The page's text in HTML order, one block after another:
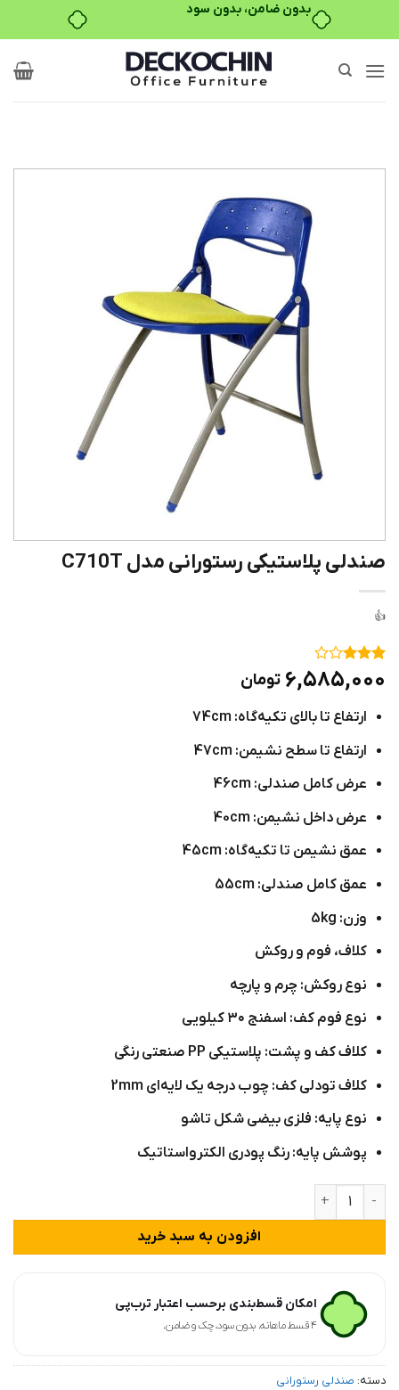
بدون ضامن، بدون سود
صندلی پلاستیکی رستورانی مدل C710T
۳
از ۵
مشتری
۶,۵۸۵,۰۰۰ تومان
ارتفاع تا بالای تکیه‌گاه: 74cm
ارتفاع تا سطح نشیمن: 47cm
عرض کامل صندلی: 46cm
عرض داخل نشیمن: 40cm
عمق نشیمن تا تکیه‌گاه: 45cm
عمق کامل صندلی: 55cm
وزن: 5kg
کلاف، فوم و روکش
نوع روکش: چرم و پارچه
نوع فوم کف: اسفنج ۳۰ کیلویی
کلاف کف و پشت: پلاستیکی PP صنعتی رنگی
کلاف تو‌دلی کف: چوب درجه یک لایه‌ای 2mm
نوع پایه: فلزی بیضی شکل تاشو
پوشش پایه: رنگ پودری الکترواستاتیک
صندلی پلاستیکی رستورانی مدل C710T عدد
افزودن به سبد خرید
امکان قسط‌بندی برحسب اعتبار ترب‌پی
۴ قسط ماهانه. بدون سود، چک و ضامن.
دسته: صندلی رستورانی